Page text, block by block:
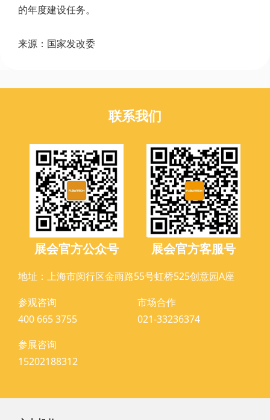
的年度建设任务。
来源：国家发改委
联系我们
展会官方公众号 展会官方客服号
地址：上海市闵行区金雨路55号虹桥525创意园A座
参观咨询
400 665 3755
市场合作
021-33236374
参展咨询
15202188312